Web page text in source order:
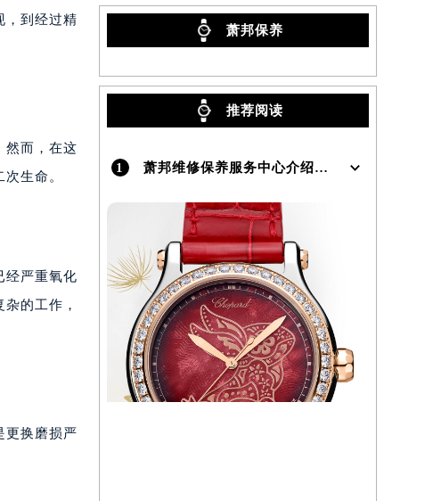
，到经过精
然而，在这
生命。
经严重氧化
的工作，
更换磨损严
萧邦保养
推荐阅读
1 萧邦维修保养服务中心介绍 | Chopard